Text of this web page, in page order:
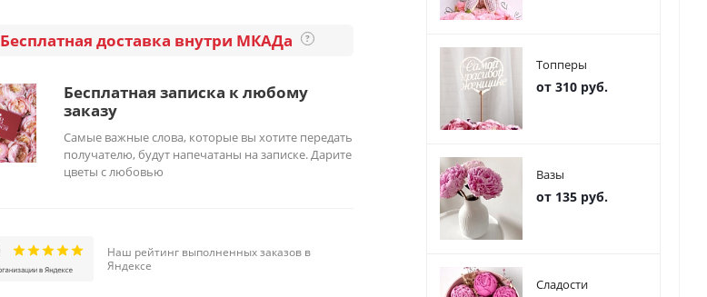
Бесплатная доставка внутри МКАДа ?
Бесплатная записка к любому
заказу
Самые важные слова, которые вы хотите передать
получателю, будут напечатаны на записке. Дарите
цветы с любовью
Наш рейтинг выполненных заказов в
Яндексе
Топперы
от 310 руб.
Вазы
от 135 руб.
Сладости